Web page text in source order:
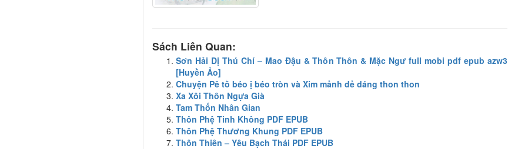
Sách Liên Quan:
Sơn Hải Dị Thú Chí – Mao Đậu & Thôn Thôn & Mặc Ngư full mobi pdf epub azw3
[Huyền Ảo]
Chuyện Pê tồ béo ị béo tròn và Xim mảnh dẻ dáng thon thon
Xa Xôi Thôn Ngựa Già
Tam Thốn Nhân Gian
Thôn Phệ Tinh Không PDF EPUB
Thôn Phệ Thương Khung PDF EPUB
Thôn Thiên – Yêu Bạch Thái PDF EPUB